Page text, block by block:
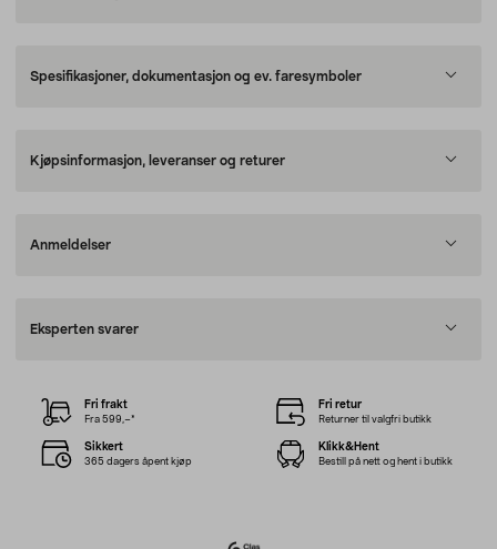
Spesifikasjoner, dokumentasjon og ev. faresymboler
Kjøpsinformasjon, leveranser og returer
Anmeldelser
Eksperten svarer
Fri frakt
Fra 599,–*
Fri retur
Returner til valgfri butikk
Sikkert
365 dagers åpent kjøp
Klikk&Hent
Bestill på nett og hent i butikk